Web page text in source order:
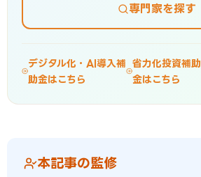
専門家を探す
デジタル化・AI導入補
助金はこちら
省力化投資補助
金はこちら
本記事の監修